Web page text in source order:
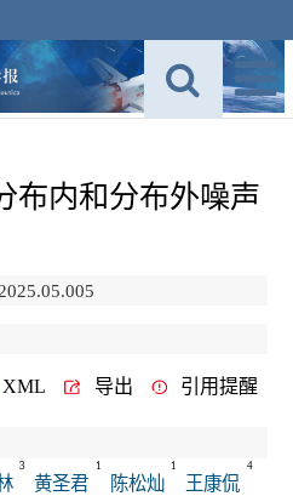
布内和分布外噪声
XML 导出 引用提醒
3
黄圣君
1
陈松灿
1
王康侃
4